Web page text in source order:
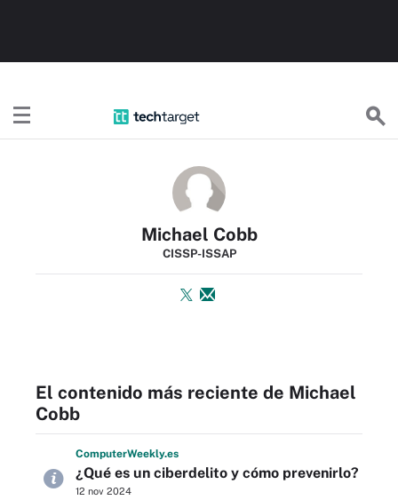
Michael Cobb
CISSP-ISSAP
El contenido más reciente de Michael
Cobb
ComputerWeekly.es
¿Qué es un ciberdelito y cómo prevenirlo?
12 nov 2024